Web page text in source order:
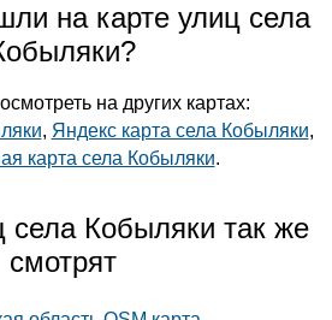
на карте улиц села
на других картах:
, Яндекс карта села Кобыляки,
карта села Кобыляки.
села Кобыляки так же
смотрят